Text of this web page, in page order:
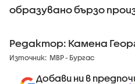
образувано бързо
Редактор: Камена
Източник: МВР - Бургас
Добави ни в